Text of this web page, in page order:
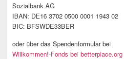
Sozialbank AG
IBAN: DE16 3702 0500 0001 1943 02
BIC: BFSWDE33BER
oder über das Spendenformular bei
Willkommen!-Fonds bei betterplace.org